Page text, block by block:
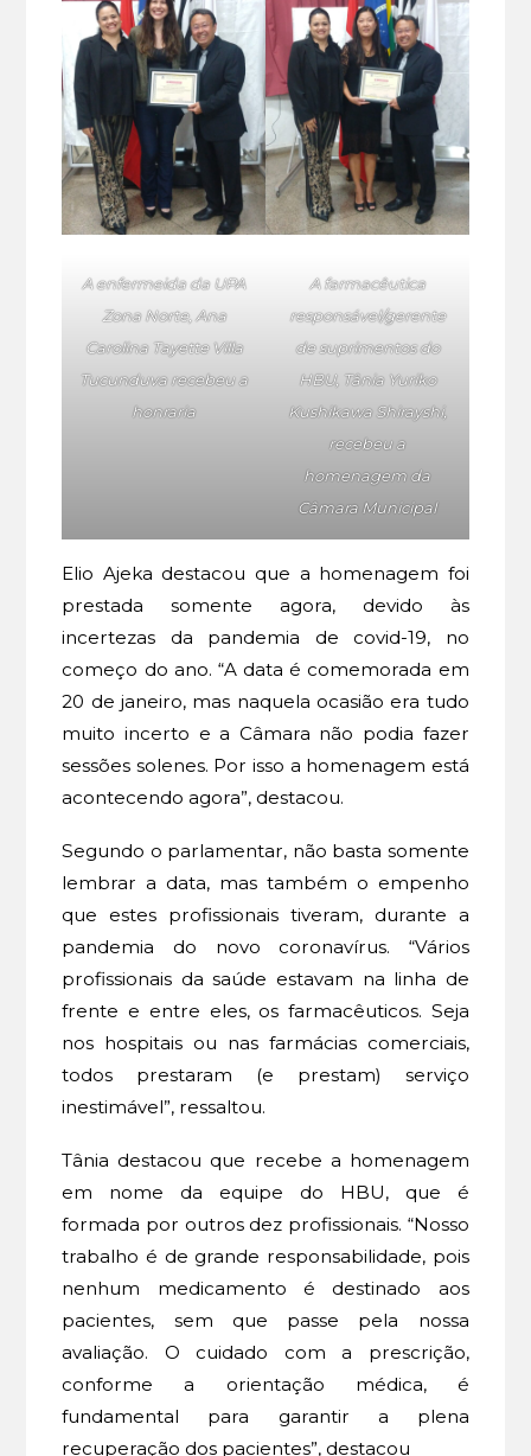
A enfermeida da UPA
Zona Norte, Ana
Carolina Tayette Villa
Tucunduva recebeu a
honraria
A farmacêutica
responsável/gerente
de suprimentos do
HBU, Tânia Yuriko
Kushikawa Shirayshi,
recebeu a
homenagem da
Câmara Municipal
Elio Ajeka destacou que a homenagem foi
prestada somente agora, devido às
incertezas da pandemia de covid-19, no
começo do ano. “A data é comemorada em
20 de janeiro, mas naquela ocasião era tudo
muito incerto e a Câmara não podia fazer
sessões solenes. Por isso a homenagem está
acontecendo agora”, destacou.
Segundo o parlamentar, não basta somente
lembrar a data, mas também o empenho
que estes profissionais tiveram, durante a
pandemia do novo coronavírus. “Vários
profissionais da saúde estavam na linha de
frente e entre eles, os farmacêuticos. Seja
nos hospitais ou nas farmácias comerciais,
todos prestaram (e prestam) serviço
inestimável”, ressaltou.
Tânia destacou que recebe a homenagem
em nome da equipe do HBU, que é
formada por outros dez profissionais. “Nosso
trabalho é de grande responsabilidade, pois
nenhum medicamento é destinado aos
pacientes, sem que passe pela nossa
avaliação. O cuidado com a prescrição,
conforme a orientação médica, é
fundamental para garantir a plena
recuperação dos pacientes”, destacou